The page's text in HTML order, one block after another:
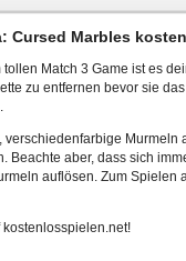
Cursed Marbles
tollen Match 3 Game ist es
zu entfernen bevor sie
verschiedenfarbige Murmeln
Beachte aber, dass sich
auflösen. Zum Spielen